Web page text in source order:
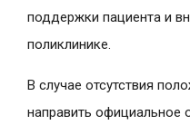
поддержки пациента и
поликлинике.
В случае отсутствия
направить